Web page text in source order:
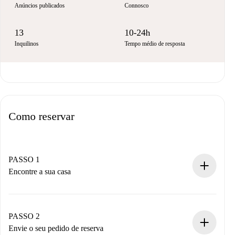
Anúncios publicados Connosco
13
Inquilinos
10-24h
Tempo médio de resposta
Como reservar
PASSO 1
Encontre a sua casa
Você tem todas as informações necessárias
antecipadamente.
PASSO 2
Envie o seu pedido de reserva